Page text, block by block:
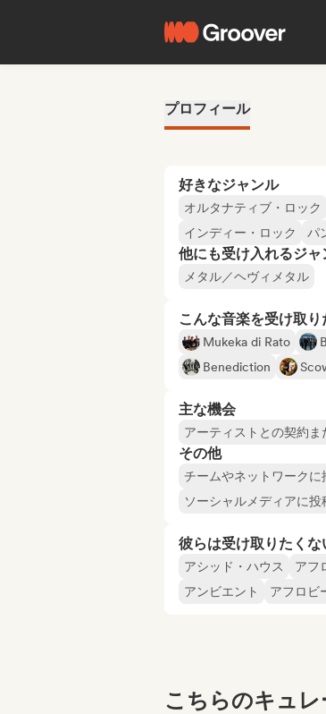
プロフィール
好きなジャンル
オルタナティブ・ロック
インディー・ロック
パ
他にも受け入れるジャ
メタル／ヘヴィメタル
こんな音楽を受け取
Mukeka di Rato
Benediction
主な機会
アーティストとの契約ま
その他
チームやネットワークに
ソーシャルメディアに
彼らは受け取りたく
アシッド・ハウス アフ
アンビエント
アフロビ
こちらのキュ